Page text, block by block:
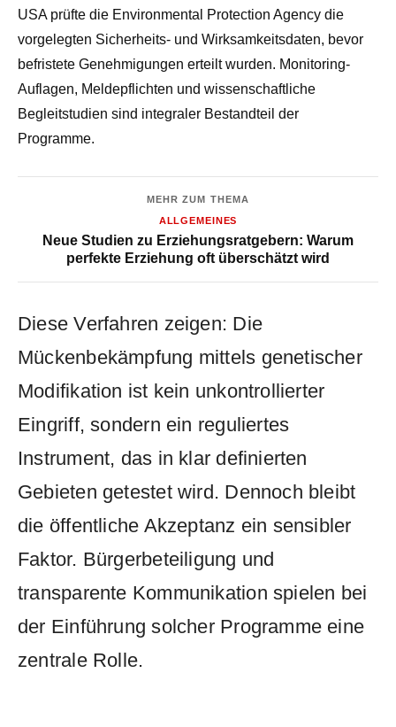
USA prüfte die Environmental Protection Agency die
vorgelegten Sicherheits- und Wirksamkeitsdaten, bevor
befristete Genehmigungen erteilt wurden. Monitoring-
Auflagen, Meldepflichten und wissenschaftliche
Begleitstudien sind integraler Bestandteil der
Programme.
MEHR ZUM THEMA
ALLGEMEINES
Neue Studien zu Erziehungsratgebern: Warum
perfekte Erziehung oft überschätzt wird
Diese Verfahren zeigen: Die
Mückenbekämpfung mittels genetischer
Modifikation ist kein unkontrollierter
Eingriff, sondern ein reguliertes
Instrument, das in klar definierten
Gebieten getestet wird. Dennoch bleibt
die öffentliche Akzeptanz ein sensibler
Faktor. Bürgerbeteiligung und
transparente Kommunikation spielen bei
der Einführung solcher Programme eine
zentrale Rolle.